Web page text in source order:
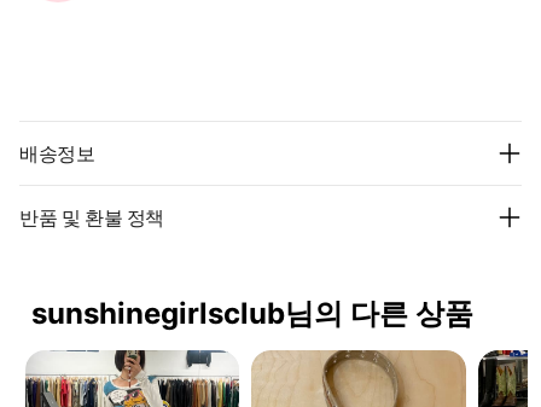
배송정보
반품 및 환불 정책
sunshinegirlsclub님의 다른 상품